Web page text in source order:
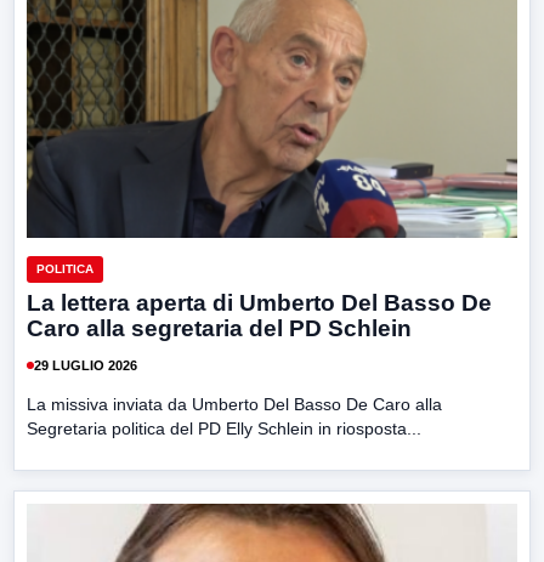
POLITICA
La lettera aperta di Umberto Del Basso De
Caro alla segretaria del PD Schlein
29 LUGLIO 2026
La missiva inviata da Umberto Del Basso De Caro alla
Segretaria politica del PD Elly Schlein in riosposta...